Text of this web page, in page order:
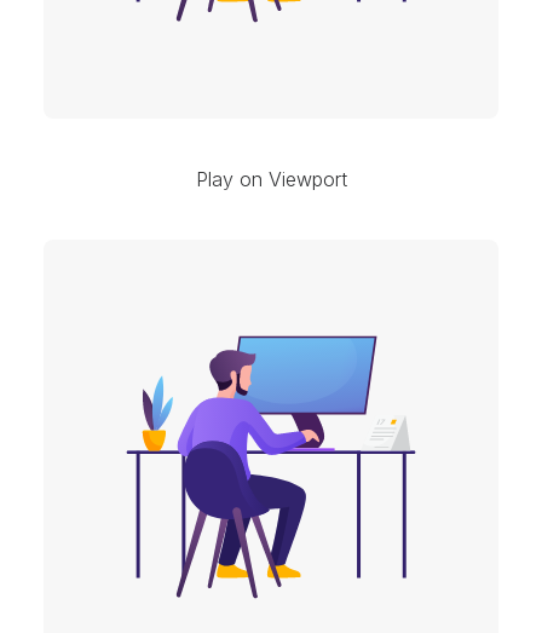
Play on Viewport